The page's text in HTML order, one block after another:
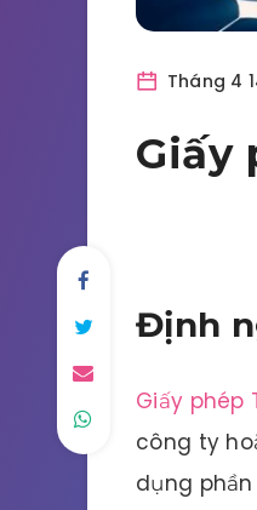
Tháng 4
Giấy
Định
Giấy phép
công ty
dụng